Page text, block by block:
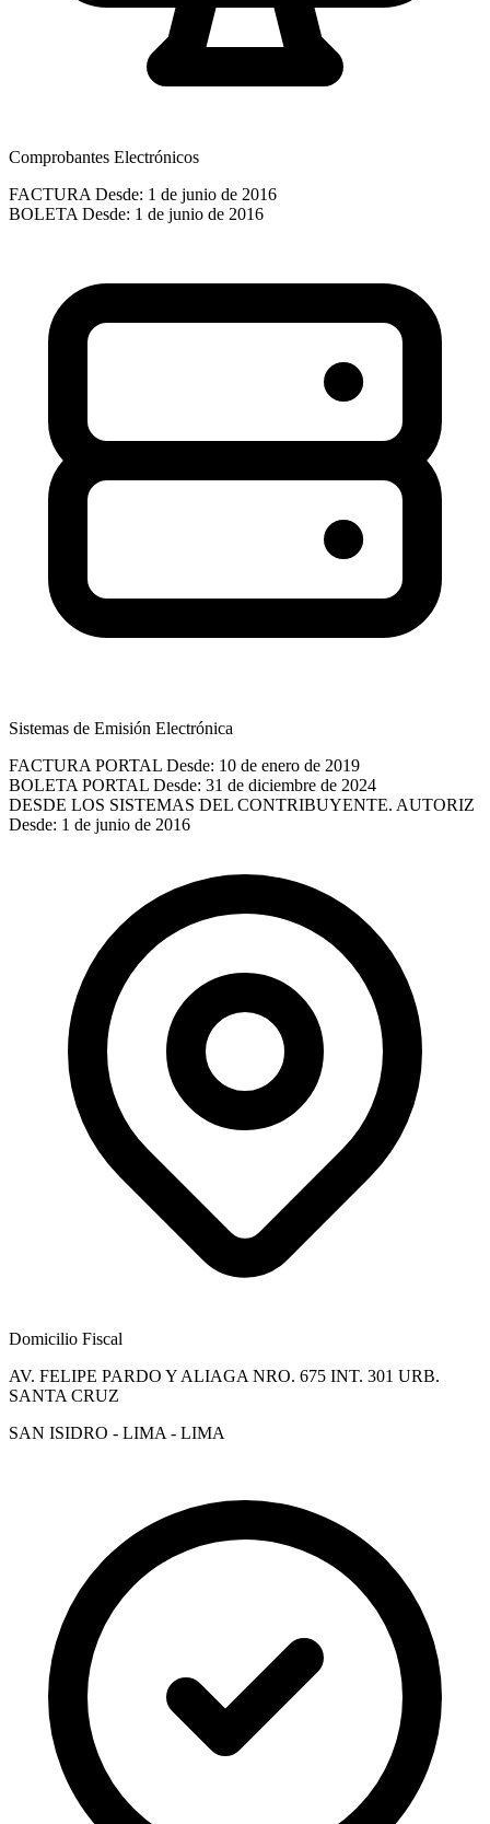
Comprobantes Electrónicos
FACTURA Desde: 1 de junio de 2016
BOLETA Desde: 1 de junio de 2016
Sistemas de Emisión Electrónica
FACTURA PORTAL Desde: 10 de enero de 2019
BOLETA PORTAL Desde: 31 de diciembre de 2024
DESDE LOS SISTEMAS DEL CONTRIBUYENTE. AUTORIZ
Desde: 1 de junio de 2016
Domicilio Fiscal
AV. FELIPE PARDO Y ALIAGA NRO. 675 INT. 301 URB.
SANTA CRUZ
SAN ISIDRO - LIMA - LIMA